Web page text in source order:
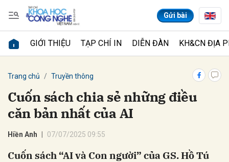
Gửi bài
GIỚI THIỆU TẠP CHÍ IN DIỄN ĐÀN KH&CN ĐỊA
Trang chủ Truyền thông
Cuốn sách chia sẻ những điều
căn bản nhất của AI
Hiền Anh 07/07/2025 09:55
Cuốn sách “AI và Con người” của GS. Hồ Tú
Gửi bình luận